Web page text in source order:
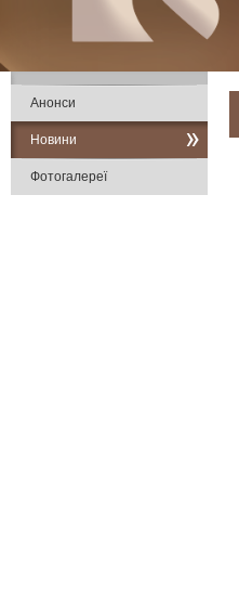
Анонси
Новини
Фотогалереї